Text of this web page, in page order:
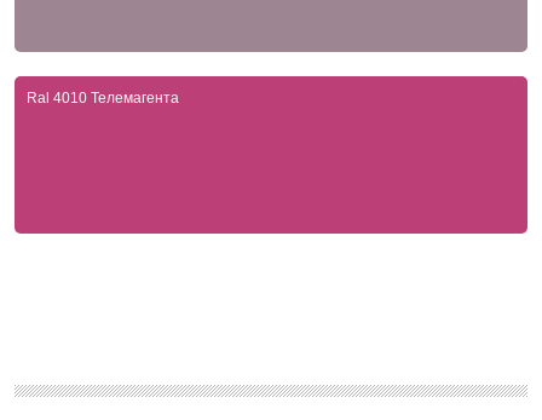
Ral 4010 Телемагента